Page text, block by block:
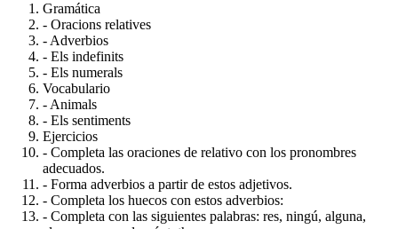
Gramática
- Oracions relatives
- Adverbios
- Els indefinits
- Els numerals
Vocabulario
- Animals
- Els sentiments
Ejercicios
- Completa las oraciones de relativo con los pronombres
adecuados.
- Forma adverbios a partir de estos adjetivos.
- Completa los huecos con estos adverbios:
- Completa con las siguientes palabras: res, ningú, alguna,